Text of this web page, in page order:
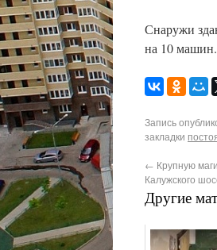
Снаружи
на 10 машин.
Запись
закладки
← Крупную
Калужского
Другие